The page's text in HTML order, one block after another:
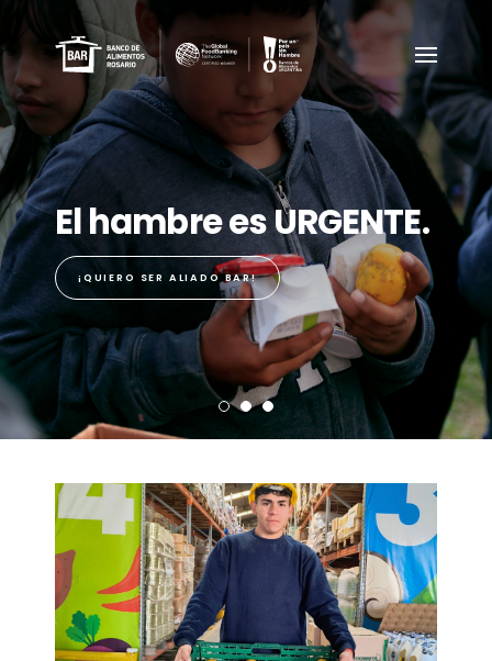
El hambre es URGENTE.
¡QUIERO SER ALIADO BAR!